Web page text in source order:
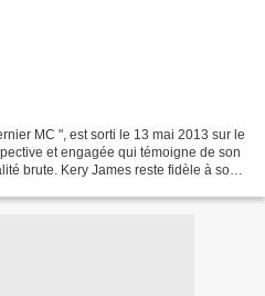
MC ", est sorti le 13 mai 2013 sur le
et engagée qui témoigne de son
brute. Kery James reste fidèle à son